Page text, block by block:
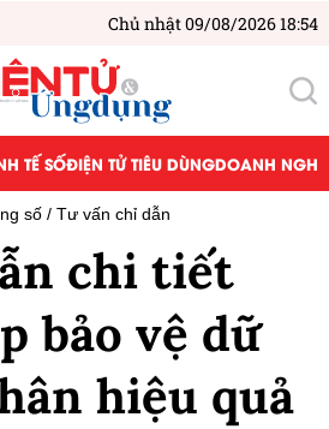
Chủ nhật 09/08/2026 18:54
TẾ SỐĐIỆN TỬ TIÊU DÙNGDOANH
số Tư vấn chỉ dẫn
chi tiết
bảo vệ dữ
hiệu quả